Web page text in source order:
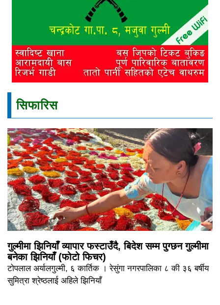
सिफारिस
गुल्मीमा झिनियाँ व्यापार फस्टाउँदै, बिदेश सम्म पुग्छन गुल्मीमा
बनेका झिनियाँ (फोटो फिचर)
टोपलाल अर्यालगुल्मी, ६ कार्तिक । रेसुंगा नगरपालिका ८ की ३६ बर्षीय
सुमित्रा श्रेष्ठलाई अहिले झिनियाँ